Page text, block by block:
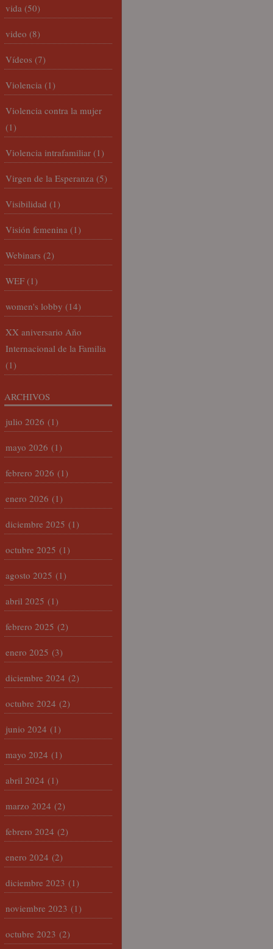
vida (50)
video (8)
Vídeos (7)
Violencia (1)
Violencia contra la mujer
(1)
Violencia intrafamiliar (1)
Virgen de la Esperanza (5)
Visibilidad (1)
Visión femenina (1)
Webinars (2)
WEF (1)
women's lobby (14)
XX aniversario Año
Internacional de la Familia
(1)
ARCHIVOS
julio 2026 (1)
mayo 2026 (1)
febrero 2026 (1)
enero 2026 (1)
diciembre 2025 (1)
octubre 2025 (1)
agosto 2025 (1)
abril 2025 (1)
febrero 2025 (2)
enero 2025 (3)
diciembre 2024 (2)
octubre 2024 (2)
junio 2024 (1)
mayo 2024 (1)
abril 2024 (1)
marzo 2024 (2)
febrero 2024 (2)
enero 2024 (2)
diciembre 2023 (1)
noviembre 2023 (1)
octubre 2023 (2)